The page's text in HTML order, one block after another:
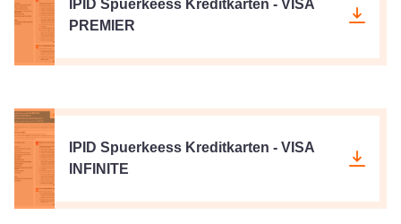
IPID Spuerkeess Kreditkarten - VISA
PREMIER
IPID Spuerkeess Kreditkarten - VISA
INFINITE